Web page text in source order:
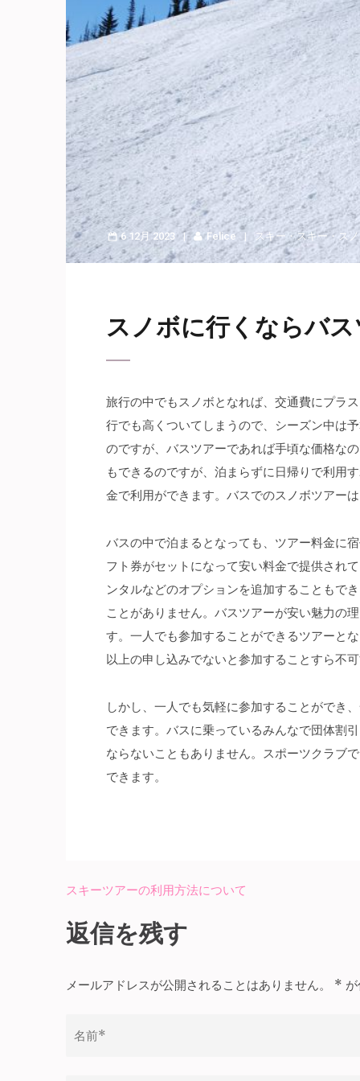
6 12月 2023 Felice スキー ・スキー・ス
スノボに行くならバ
旅行の中でもスノボとなれば、交通費にプラ
行でも高くついてしまうので、シーズン中は
のですが、バスツアーであれば手頃な価格な
もできるのですが、泊まらずに日帰りで利用
金で利用ができます。バスでのスノボツアー
バスの中で泊まるとなっても、ツアー料金に
フト券がセットになって安い料金で提供され
ンタルなどのオプションを追加することもで
ことがありません。バスツアーが安い魅力の
す。一人でも参加することができるツアーと
以上の申し込みでないと参加することすら不
しかし、一人でも気軽に参加することができ
できます。バスに乗っているみんなで団体割
ならないこともありません。スポーツクラブ
できます。
稿
ナ
ビ
ゲ
シ
スキーツアーの利用方法について
返信を残す
メールアドレスが公開されることはありません。 *